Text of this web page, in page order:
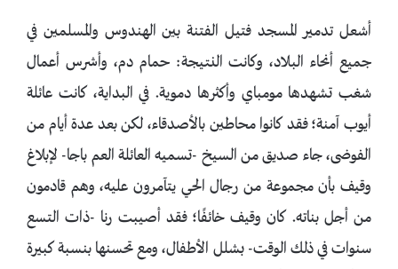
أشعل تدمير المسجد فتيل الفتنة بين الهندوس والمسلمين في
جميع أنحاء البلاد، وكانت النتيجة: حمام دم، وأشرس أعمال
شغب تشهدها مومباي وأكثرها دموية. في البداية، كانت عائلة
أيوب آمنة؛ فقد كانوا محاطين بالأصدقاء، لكن بعد عدة أيام من
الفوضى، جاء صديق من السيخ -تسميه العائلة العم باجا- لإبلاغ
وقيف بأن مجموعة من رجال الحي يتآمرون عليه، وهم قادمون
من أجل بناته. كان وقيف خائفًا؛ فقد أصيبت رنا -ذات التسع
سنوات في ذلك الوقت- بشلل الأطفال، ومع تحسنها بنسبة كبيرة